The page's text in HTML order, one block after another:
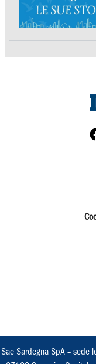
Sae Sardegna SpA – sede